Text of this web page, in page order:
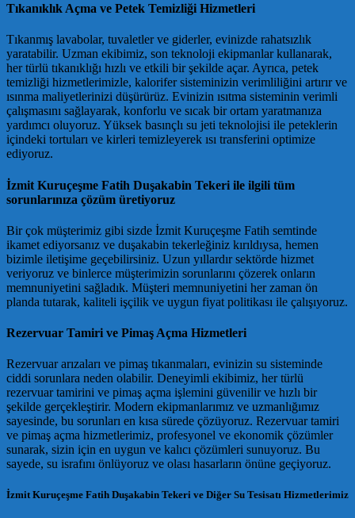
Tıkanıklık Açma ve Petek Temizliği Hizmetleri
Tıkanmış lavabolar, tuvaletler ve giderler, evinizde rahatsızlık
yaratabilir. Uzman ekibimiz, son teknoloji ekipmanlar kullanarak,
her türlü tıkanıklığı hızlı ve etkili bir şekilde açar. Ayrıca, petek
temizliği hizmetlerimizle, kalorifer sisteminizin verimliliğini artırır ve
ısınma maliyetlerinizi düşürürüz. Evinizin ısıtma sisteminin verimli
çalışmasını sağlayarak, konforlu ve sıcak bir ortam yaratmanıza
yardımcı oluyoruz. Yüksek basınçlı su jeti teknolojisi ile peteklerin
içindeki tortuları ve kirleri temizleyerek ısı transferini optimize
ediyoruz.
İzmit Kuruçeşme Fatih Duşakabin Tekeri ile ilgili tüm
sorunlarınıza çözüm üretiyoruz
Bir çok müşterimiz gibi sizde İzmit Kuruçeşme Fatih semtinde
ikamet ediyorsanız ve duşakabin tekerleğiniz kırıldıysa, hemen
bizimle iletişime geçebilirsiniz. Uzun yıllardır sektörde hizmet
veriyoruz ve binlerce müşterimizin sorunlarını çözerek onların
memnuniyetini sağladık. Müşteri memnuniyetini her zaman ön
planda tutarak, kaliteli işçilik ve uygun fiyat politikası ile çalışıyoruz.
Rezervuar Tamiri ve Pimaş Açma Hizmetleri
Rezervuar arızaları ve pimaş tıkanmaları, evinizin su sisteminde
ciddi sorunlara neden olabilir. Deneyimli ekibimiz, her türlü
rezervuar tamirini ve pimaş açma işlemini güvenilir ve hızlı bir
şekilde gerçekleştirir. Modern ekipmanlarımız ve uzmanlığımız
sayesinde, bu sorunları en kısa sürede çözüyoruz. Rezervuar tamiri
ve pimaş açma hizmetlerimiz, profesyonel ve ekonomik çözümler
sunarak, sizin için en uygun ve kalıcı çözümleri sunuyoruz. Bu
sayede, su israfını önlüyoruz ve olası hasarların önüne geçiyoruz.
İzmit Kuruçeşme Fatih Duşakabin Tekeri ve Diğer Su Tesisatı Hizmetlerimiz